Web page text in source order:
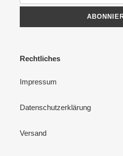
Rechtliches
Impressum
Datenschutzerklärung
Versand